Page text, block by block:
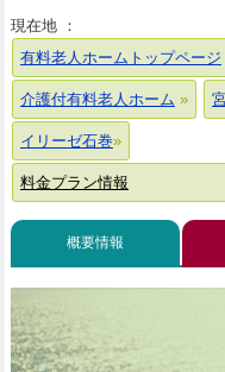
現在地 ：
有料老人ホームトップページ
介護付有料老人ホーム
イリーゼ石巻
料金プラン情報
概要情報